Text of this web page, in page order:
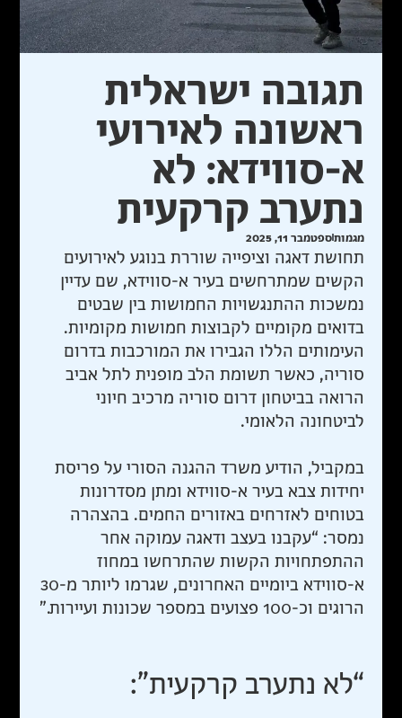
תגובה ישראלית
ראשונה לאירועי
א-סווידא: לא
נתערב קרקעית
מגמותספטמבר 11, 2025
תחושת דאגה וציפייה שוררת בנוגע לאירועים
הקשים שמתרחשים בעיר א-סווידא, שם עדיין
נמשכות ההתנגשויות החמושות בין שבטים
בדואים מקומיים לקבוצות חמושות מקומיות.
העימותים הללו הגבירו את המורכבות בדרום
סוריה, כאשר תשומת הלב מופנית לתל אביב
הרואה בביטחון דרום סוריה מרכיב חיוני
לביטחונה הלאומי.
במקביל, הודיע משרד ההגנה הסורי על פריסת
יחידות צבא בעיר א-סווידא ומתן מסדרונות
בטוחים לאזרחים באזורים החמים. בהצהרה
נמסר: “עקבנו בעצב ודאגה עמוקה אחר
ההתפתחויות הקשות שהתרחשו במחוז
א-סווידא ביומיים האחרונים, שגרמו ליותר מ-30
הרוגים וכ-100 פצועים במספר שכונות ועיירות.”
“לא נתערב קרקעית”: